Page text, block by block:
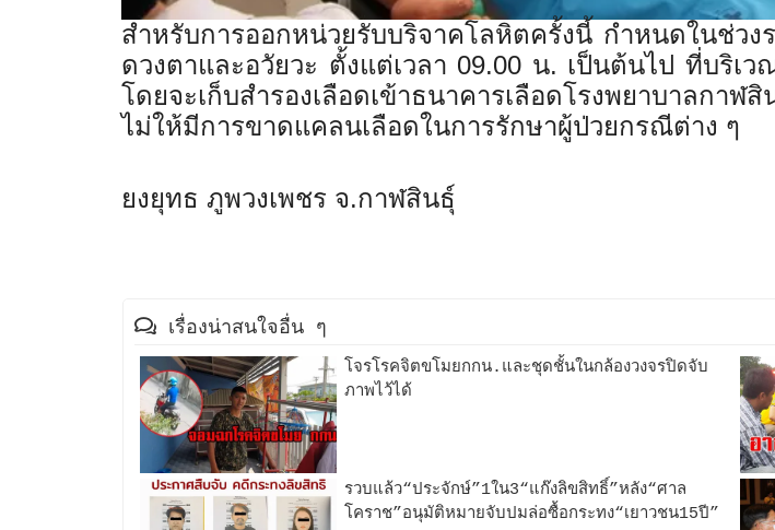
สำหรับการออกหน่วยรับบริจาคโลหิตครั้งนี้ กำหนดในช่ว
ดวงตาและอวัยวะ ตั้งแต่เวลา 09.00 น. เป็นต้นไป ที่บริเว
โดยจะเก็บสำรองเลือดเข้าธนาคารเลือดโรงพยาบาลกาฬ
ไม่ให้มีการขาดแคลนเลือดในการรักษาผู้ป่วยกรณีต่าง ๆ
ยงยุทธ ภูพวงเพชร จ.กาฬสินธุ์
เรื่องน่าสนใจอื่น ๆ
โจรโรคจิตขโมยกกน.และชุดชั้นในกล้องวงจรปิดจับ
ภาพไว้ได้
รวบแล้ว“ประจักษ์”1ใน3“แก๊งลิขสิทธิ์”หลัง“ศาล
โคราช”อนุมัติหมายจับปมล่อซื้อกระทง“เยาวชน15ปี”